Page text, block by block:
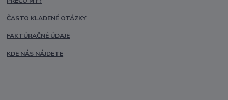
ČASTO KLADENÉ OTÁZKY
FAKTÚRAČNÉ ÚDAJE
KDE NÁS NÁJDETE